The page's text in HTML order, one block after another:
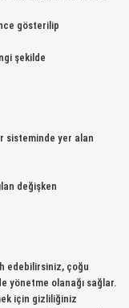
gösterilip
şekilde
sisteminde yer alan
değişken
edebilirsiniz, çoğu
yönetme olanağı sağlar.
için gizliliğiniz